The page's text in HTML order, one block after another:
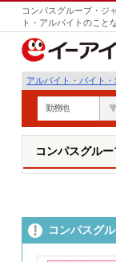
コンパスグループ・ジ
ト・アルバイトのこと
アルバイト・バイト
勤務地
コンパスグル
コンパスグ